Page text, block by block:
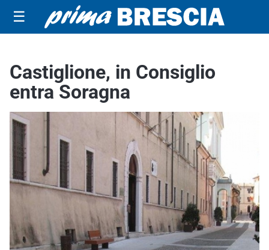
☰
Castiglione, in Consiglio
entra Soragna